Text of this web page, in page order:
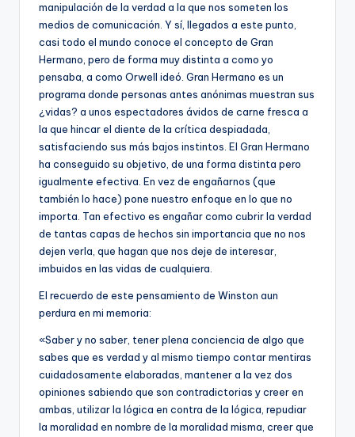
manipulación de la verdad a la que nos someten los
medios de comunicación. Y sí, llegados a este punto,
casi todo el mundo conoce el concepto de Gran
Hermano, pero de forma muy distinta a como yo
pensaba, a como Orwell ideó. Gran Hermano es un
programa donde personas antes anónimas muestran sus
¿vidas? a unos espectadores ávidos de carne fresca a
la que hincar el diente de la crítica despiadada,
satisfaciendo sus más bajos instintos. El Gran Hermano
ha conseguido su objetivo, de una forma distinta pero
igualmente efectiva. En vez de engañarnos (que
también lo hace) pone nuestro enfoque en lo que no
importa. Tan efectivo es engañar como cubrir la verdad
de tantas capas de hechos sin importancia que no nos
dejen verla, que hagan que nos deje de interesar,
imbuidos en las vidas de cualquiera.
El recuerdo de este pensamiento de Winston aun
perdura en mi memoria:
«Saber y no saber, tener plena conciencia de algo que
sabes que es verdad y al mismo tiempo contar mentiras
cuidadosamente elaboradas, mantener a la vez dos
opiniones sabiendo que son contradictorias y creer en
ambas, utilizar la lógica en contra de la lógica, repudiar
la moralidad en nombre de la moralidad misma, creer que